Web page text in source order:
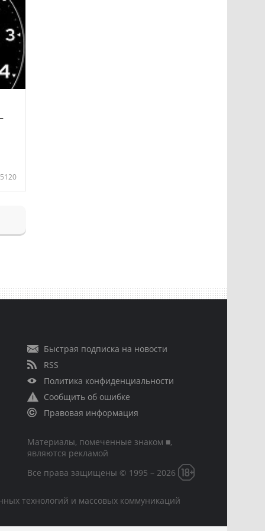
5120
Быстрая подписка на новости
RSS
Политика конфиденциальности
Сообщить об ошибке
Правовая информация
Материалы, помеченные знаком ■,
являются рекламой
Все права защищены © 1995 – 2026
технологий и массовых коммуникаций